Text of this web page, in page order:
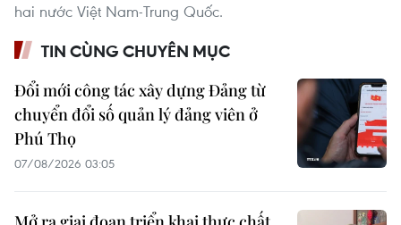
hai nước Việt Nam-Trung Quốc.
TIN CÙNG CHUYÊN MỤC
Đổi mới công tác xây dựng Đảng từ
chuyển đổi số quản lý đảng viên ở
Phú Thọ
07/08/2026 03:05